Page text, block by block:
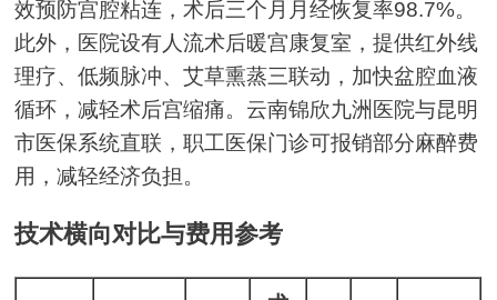
效预防宫腔粘连，术后三个月月经恢复率98.7%。
此外，医院设有人流术后暖宫康复室，提供红外线
理疗、低频脉冲、艾草熏蒸三联动，加快盆腔血液
循环，减轻术后宫缩痛。云南锦欣九洲医院与昆明
市医保系统直联，职工医保门诊可报销部分麻醉费
用，减轻经济负担。
技术横向对比与费用参考